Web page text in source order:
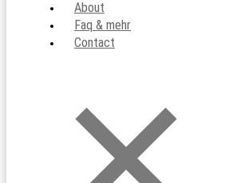
About
Faq & mehr
Contact